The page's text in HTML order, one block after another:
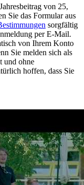
von 25,
Sie das Formular aus
sorgfältig
per E-Mail.
von Ihrem Konto
Sie melden sich als
und ohne
hoffen, dass Sie